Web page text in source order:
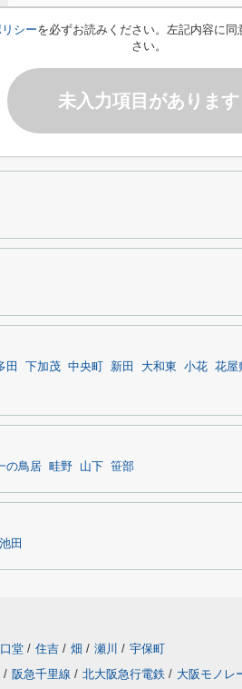
シーを必ずお読みください。左記内容に
さい。
未入力項目があります
田 下加茂 中央町 新田 大和東 小花 花屋
の鳥居 畦野 山下 笹部
田
堂 / 住吉 / 畑 / 瀬川 / 宇保町
/ 阪急千里線 / 北大阪急行電鉄 / 大阪モノレ